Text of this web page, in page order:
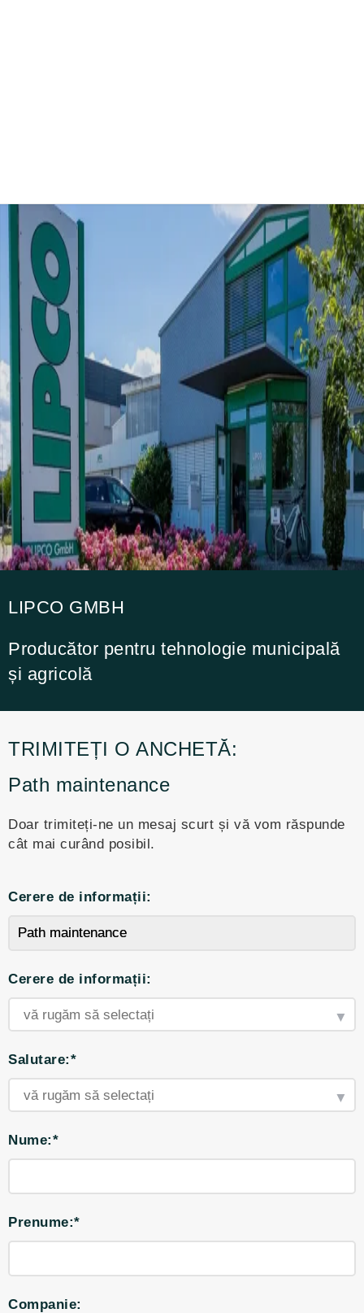
LIPCO GMBH
Producător pentru tehnologie municipală
și agricolă
TRIMITEȚI O ANCHETĂ:
Path maintenance
Doar trimiteți-ne un mesaj scurt și vă vom răspunde
cât mai curând posibil.
Cerere de informații:
Cerere de informații:
Salutare:*
Nume:*
Prenume:*
Companie: